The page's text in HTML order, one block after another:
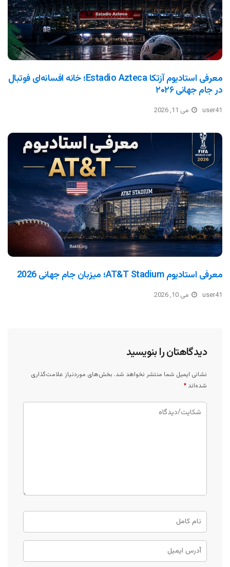
معرفی استادیوم آزتکا Estadio Azteca؛ خانه افسانه‌ای فوتبال
در جام جهانی ۲۰۲۶
user41 می 11, 2026
معرفی استادیوم AT&T Stadium؛ میزبان جام جهانی 2026
user41 می 10, 2026
دیدگاهتان را بنویسید
نشانی ایمیل شما منتشر نخواهد شد. بخش‌های موردنیاز علامت‌گذاری
شده‌اند *